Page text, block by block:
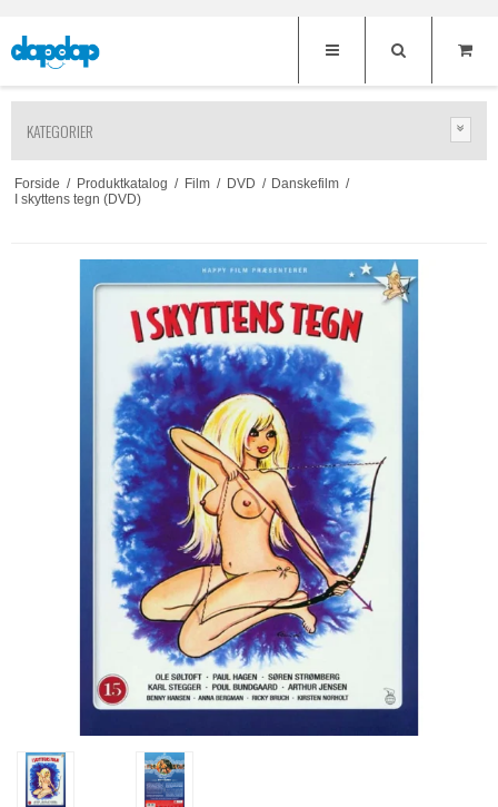
KATEGORIER
Forside / Produktkatalog / Film / DVD / Danskefilm /
I skyttens tegn (DVD)